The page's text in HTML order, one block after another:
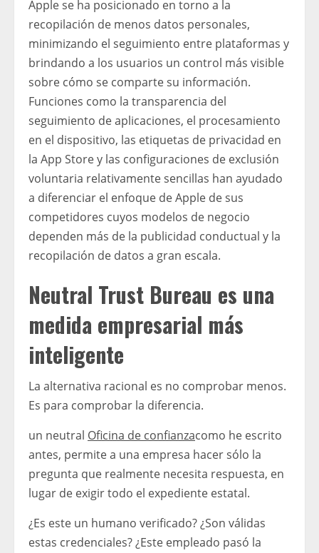
Apple se ha posicionado en torno a la
recopilación de menos datos personales,
minimizando el seguimiento entre plataformas y
brindando a los usuarios un control más visible
sobre cómo se comparte su información.
Funciones como la transparencia del
seguimiento de aplicaciones, el procesamiento
en el dispositivo, las etiquetas de privacidad en
la App Store y las configuraciones de exclusión
voluntaria relativamente sencillas han ayudado
a diferenciar el enfoque de Apple de sus
competidores cuyos modelos de negocio
dependen más de la publicidad conductual y la
recopilación de datos a gran escala.
Neutral Trust Bureau es una
medida empresarial más
inteligente
La alternativa racional es no comprobar menos.
Es para comprobar la diferencia.
un neutral Oficina de confianzacomo he escrito
antes, permite a una empresa hacer sólo la
pregunta que realmente necesita respuesta, en
lugar de exigir todo el expediente estatal.
¿Es este un humano verificado? ¿Son válidas
estas credenciales? ¿Este empleado pasó la